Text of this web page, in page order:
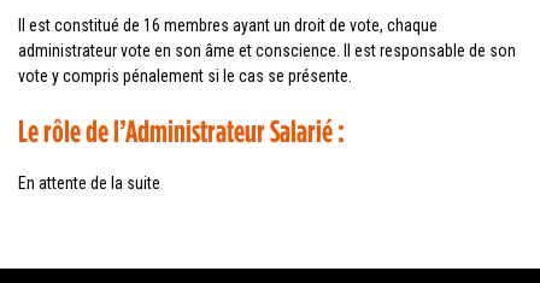
Il est constitué de 16 membres ayant un droit de vote, chaque
administrateur vote en son âme et conscience. Il est responsable de son
vote y compris pénalement si le cas se présente.
Le rôle de l’Administrateur Salarié :
En attente de la suite